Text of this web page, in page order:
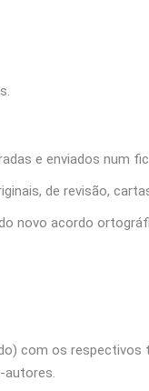
e enviados num
de revisão,
novo acordo
com os